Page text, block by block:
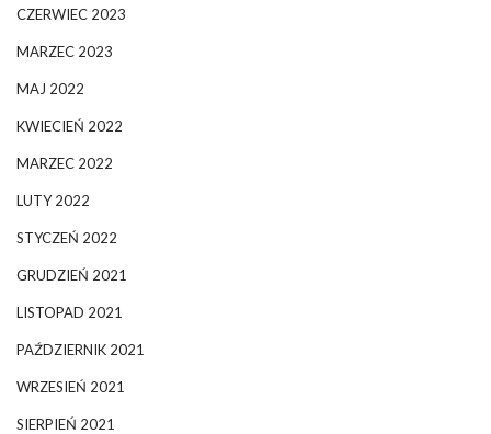
CZERWIEC 2023
MARZEC 2023
MAJ 2022
KWIECIEŃ 2022
MARZEC 2022
LUTY 2022
STYCZEŃ 2022
GRUDZIEŃ 2021
LISTOPAD 2021
PAŹDZIERNIK 2021
WRZESIEŃ 2021
SIERPIEŃ 2021